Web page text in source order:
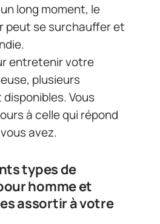
long moment, le
peut se surchauffer et
entretenir votre
plusieurs
Vous
à celle qui répond
avez.
types de
homme et
assortir à votre